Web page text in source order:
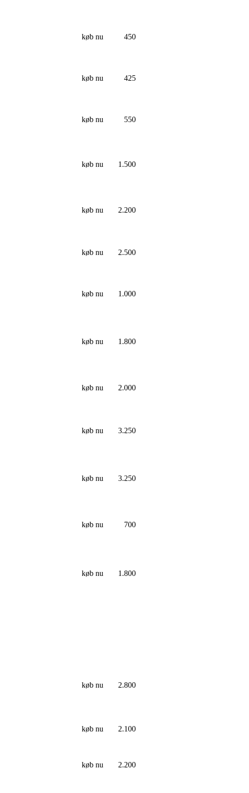
køb nu 450
køb nu 425
køb nu 550
køb nu 1.500
køb nu 2.200
køb nu 2.500
køb nu 1.000
køb nu 1.800
køb nu 2.000
køb nu 3.250
køb nu 3.250
køb nu 700
køb nu 1.800
køb nu 2.800
køb nu 2.100
køb nu 2.200